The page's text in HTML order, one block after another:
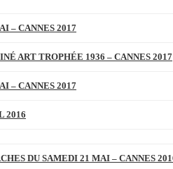
– CANNES 2017
ART TROPHÉE 1936 – CANNES 2017
– CANNES 2017
2016
DU SAMEDI 21 MAI – CANNES